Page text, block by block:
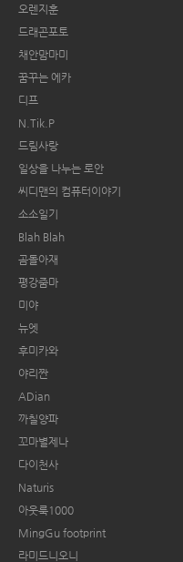
오렌지훈
드래곤포토
채안맘마미
꿈꾸는 에카
디프
N.Tik.P
드림사랑
일상을 나누는 로안
씨디맨의 컴퓨터이야기
소소일기
Blah Blah
곰돌아재
평강줌마
미야
뉴엣
후미카와
야리짠
ADian
까칠양파
꼬마별제나
다이천사
Naturis
아웃룩1000
MingGu footprint
라미드니오니